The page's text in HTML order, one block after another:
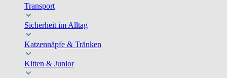
Transport
Sicherheit im Alltag
Katzennäpfe & Tränken
Kitten & Junior